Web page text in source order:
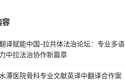
容
译赋能中国-拉共体法治论坛：专业多语
中拉法治协作新篇章
潭医院骨科专业文献英译中翻译合作案